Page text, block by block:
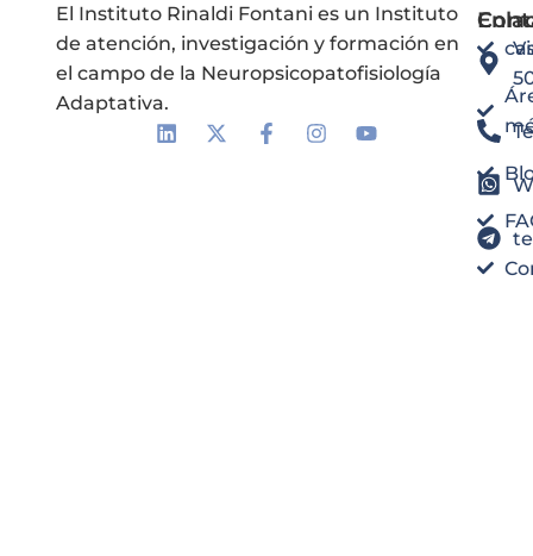
El Instituto Rinaldi Fontani es un Instituto
de atención, investigación y formación en
el campo de la Neuropsicopatofisiología
Adaptativa.